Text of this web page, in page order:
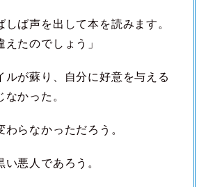
しば声を出して本を読みます。
たのでしょう」
ルが蘇り、自分に好意を与える
かった。
わらなかっただろう。
悪人であろう。